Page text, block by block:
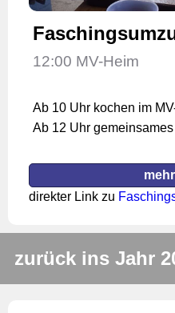
12:00 MV-Heim
Ab 10 Uhr kochen im
Ab 12 Uhr
direkter Link zu
zurück ins Jahr